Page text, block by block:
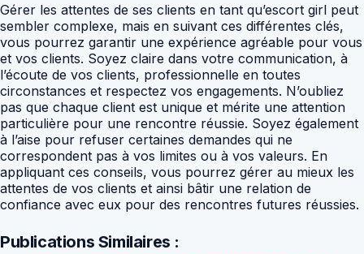
Gérer les attentes de ses clients en tant qu’escort girl peut
sembler complexe, mais en suivant ces différentes clés,
vous pourrez garantir une expérience agréable pour vous
et vos clients. Soyez claire dans votre communication, à
l’écoute de vos clients, professionnelle en toutes
circonstances et respectez vos engagements. N’oubliez
pas que chaque client est unique et mérite une attention
particulière pour une rencontre réussie. Soyez également
à l’aise pour refuser certaines demandes qui ne
correspondent pas à vos limites ou à vos valeurs. En
appliquant ces conseils, vous pourrez gérer au mieux les
attentes de vos clients et ainsi bâtir une relation de
confiance avec eux pour des rencontres futures réussies.
Publications Similaires :